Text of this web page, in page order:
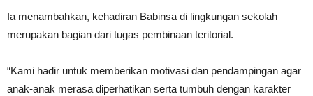
Ia menambahkan, kehadiran Babinsa di lingkungan sekolah
merupakan bagian dari tugas pembinaan teritorial.
“Kami hadir untuk memberikan motivasi dan pendampingan agar
anak-anak merasa diperhatikan serta tumbuh dengan karakter